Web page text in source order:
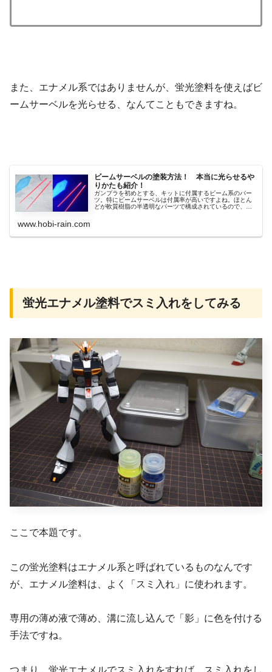
また、エナメル系ではありませんが、蛍光塗料を使えばビ
ームサーベルを光らせる、なんてこともできますね。
ビームサーベルの塗装方法！ 本当に光らせるや
りかたも紹介！
ガンプラを初めとする、キットに付属するビーム系のパー
ツ。特にビームサーベルは付属率が高いですよね。ほとん
どが軟質樹脂の半透明なパーツで構成されているので、そ
www.hobi-rain.com
蛍光エナメル塗料でスミ入れをしてみる
ここで本題です。
この蛍光塗料はエナメル系と呼ばれているものなんです
が、エナメル塗料は、よく「スミ入れ」に使われます。
専用の薄め液で薄め、溝に流し込んで「影」に色を付ける
手法ですね。